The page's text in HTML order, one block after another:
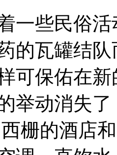
一些民俗
的瓦罐结
可保佑在
举动消失
栅的酒店